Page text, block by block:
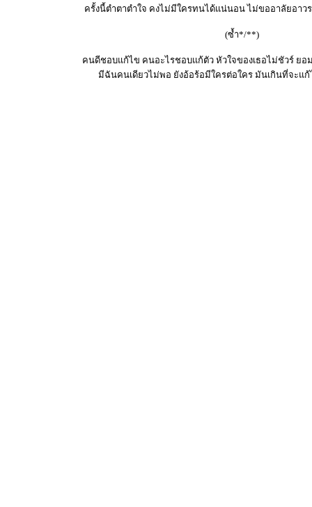
ครั้งนี้ตำตาตำใจ คงไม่มีใครทนได้แน่นอน ไม่ขออาลัยอา
(ซ้ำ*/**)
คนดีชอบแก้ไข คนอะไรชอบแก้ตัว หัวใจของเธอไม่ชัวร์ ย
มีฉันคนเดียวไม่พอ ยังอ้อร้อมีใครต่อใคร มันเกินที่จะแก้